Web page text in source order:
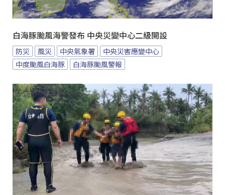
白海豚颱風海警發布 中央災變中心二級開設
防災 風災 中央氣象署
中央災害應變中心
中度颱風白海豚
白海豚颱風警報